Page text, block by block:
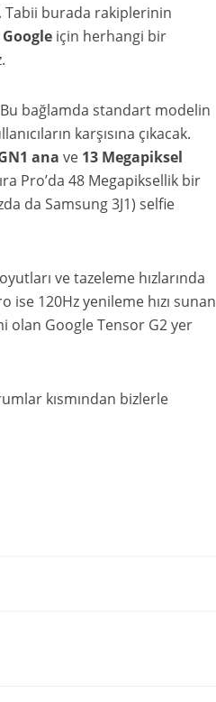
Tabii burada rakiplerinin
Google için herhangi bir
bağlamda standart modelin
karşısına çıkacak.
ana ve 13 Megapiksel
Pro’da 48 Megapiksellik bir
da Samsung 3J1) selfie
ve tazeleme hızlarında
ise 120Hz yenileme hızı sunan
olan Google Tensor G2 yer
kısmından bizlerle